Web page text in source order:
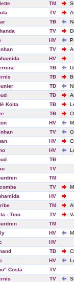
TM
TV
TĐ
TV
HV
TV
HV
TĐ
TĐ
TĐ
TĐ
Koita TĐ
TĐ
HV
TV
HV
HV
TĐ
TV
TM
TV
HV
TM
- Tino TV
TM
HV
HV
TĐ
HV
Costa
TV
TV